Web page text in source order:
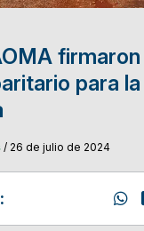
para
/ 26 de julio de 2024